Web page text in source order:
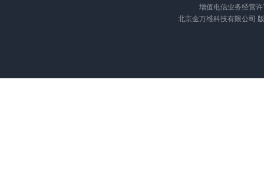
增值电信业务经营
北京金万维科技有限公司